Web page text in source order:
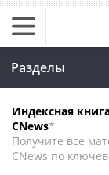
Разделы
Индексная
CNews*
Получите все
CNews по